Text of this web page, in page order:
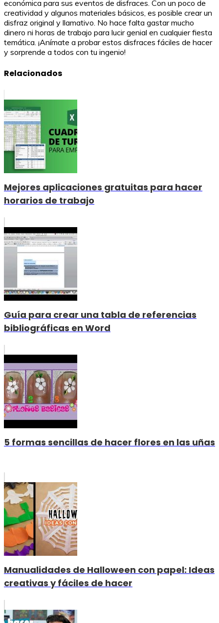
económica para sus eventos de disfraces. Con un poco de
creatividad y algunos materiales básicos, es posible crear un
disfraz original y llamativo. No hace falta gastar mucho
dinero ni horas de trabajo para lucir genial en cualquier fiesta
temática. ¡Anímate a probar estos disfraces fáciles de hacer
y sorprende a todos con tu ingenio!
Relacionados
Mejores aplicaciones gratuitas para hacer
horarios de trabajo
Guía para crear una tabla de referencias
bibliográficas en Word
5 formas sencillas de hacer flores en las uñas
Manualidades de Halloween con papel: Ideas
creativas y fáciles de hacer